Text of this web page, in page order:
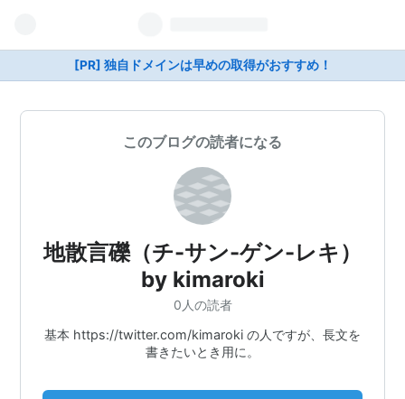
[PR] 独自ドメインは早めの取得がおすすめ！
このブログの読者になる
地散言礫（チ-サン-ゲン-レキ）
by kimaroki
0人の読者
基本 https://twitter.com/kimaroki の人ですが、長文を
書きたいとき用に。